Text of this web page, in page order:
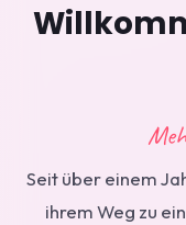
Seit über einem
ihrem Weg zu